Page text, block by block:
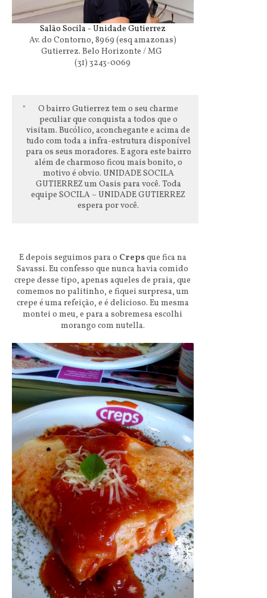
Salão Socila - Unidade Gutierrez
Av. do Contorno, 8969 (esq amazonas)
Gutierrez. Belo Horizonte / MG
(31) 3243-0069
O bairro Gutierrez tem o seu charme
peculiar que conquista a todos que o
visitam. Bucólico, aconchegante e acima de
tudo com toda a infra-estrutura disponível
para os seus moradores. E agora este bairro
além de charmoso ficou mais bonito, o
motivo é obvio. UNIDADE SOCILA
GUTIERREZ um Oasis para você. Toda
equipe SOCILA – UNIDADE GUTIERREZ
espera por você.
E depois seguimos para o Crepsque fica na
Savassi. Eu confesso que nunca havia comido
crepe desse tipo, apenas aqueles de praia, que
comemos no palitinho, e fiquei surpresa, um
crepe é uma refeição, e é delicioso. Eu mesma
montei o meu, e para a sobremesa escolhi
morango com nutella.